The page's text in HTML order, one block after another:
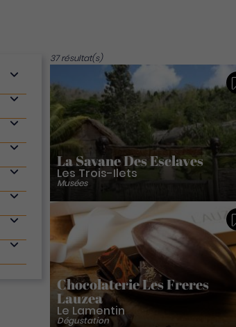
37 résultat(s)
La Savane Des Esclaves
Les Trois-Ilets
Musées
Chocolaterie Les Freres
Lauzea
Le Lamentin
Dégustation